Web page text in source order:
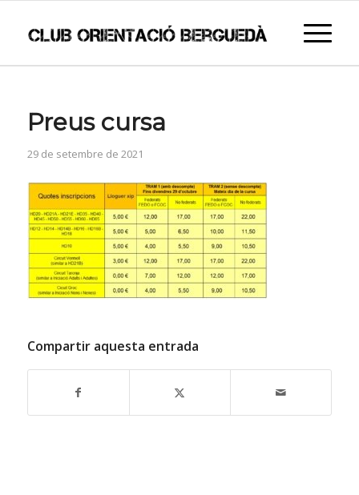
Preus cursa
29 de setembre de 2021
Compartir aquesta entrada